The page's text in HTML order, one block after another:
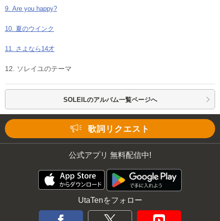
9. Are you happy?
10. 夏のウインク
11. さよなら14才
12. ソレイユのテーマ
SOLEILのアルバム一覧ページへ
歌詞リクエスト
公式アプリ 無料配信中!
UtaTenをフォロー